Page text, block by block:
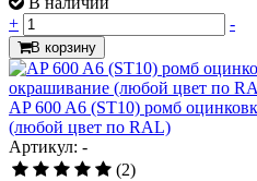
+
-
В корзину
AP 600 A6 (ST10) ромб
(любой цвет по RAL)
Артикул: -
(2)